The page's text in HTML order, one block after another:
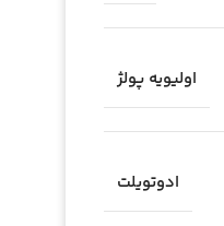
اولیویه پولژ
ادوتویلت